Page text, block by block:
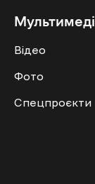
Відео
Фото
Спецпроєкти